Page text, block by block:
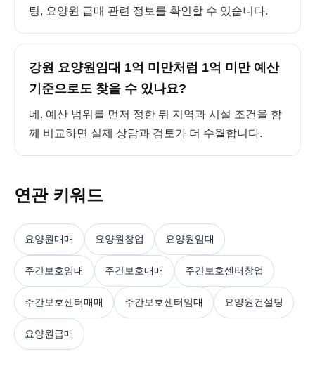
팅, 요양원 급매 관련 정보를 확인할 수 있습니다.
강원 요양원임대 1억 미만처럼 1억 미만 예산
기준으로도 찾을 수 있나요?
네. 예산 범위를 먼저 정한 뒤 지역과 시설 조건을 함
께 비교하면 실제 상담과 검토가 더 수월합니다.
연관 키워드
요양원매매 요양원창업 요양원임대
주간보호임대 주간보호매매 주간보호센터창업
주간보호센터매매 주간보호센터임대 요양원컨설팅
요양원급매